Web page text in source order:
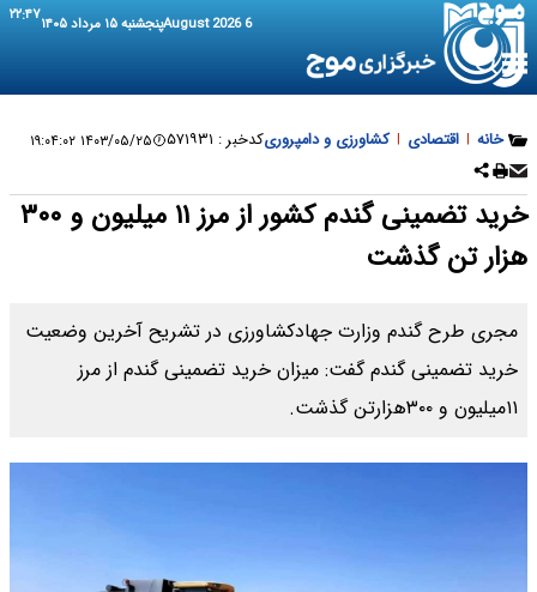
6 August 2026 پنجشنبه ۱۵ مرداد ۱۴۰۵ ۲۲:۴۷
خانه | اقتصادی | کشاورزی و دامپروریکدخبر : ۵۷۱۹۳۱ ۱۴۰۳/۰۵/۲۵ ۱۹:۰۴:۰۲
خرید تضمینی گندم کشور از مرز ۱۱ میلیون و ۳۰۰
هزار تن گذشت
مجری طرح گندم وزارت جهادکشاورزی در تشریح آخرین وضعیت
خرید تضمینی گندم گفت: میزان خرید تضمینی گندم از مرز
۱۱میلیون و ۳۰۰هزارتن گذشت.